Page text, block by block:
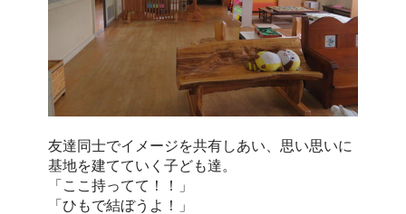
友達同士でイメージを共有しあい、思い思いに
基地を建てていく子ども達。
「ここ持ってて！！」
「ひもで結ぼうよ！」